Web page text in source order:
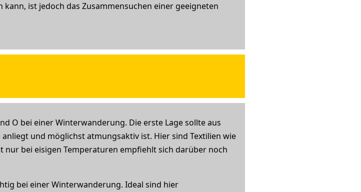
ist jedoch das Zusammensuchen einer geeigneten
O bei einer Winterwanderung. Die erste Lage sollte aus
und möglichst atmungsaktiv ist. Hier sind Textilien wie
bei eisigen Temperaturen empfiehlt sich darüber noch
bei einer Winterwanderung. Ideal sind hier